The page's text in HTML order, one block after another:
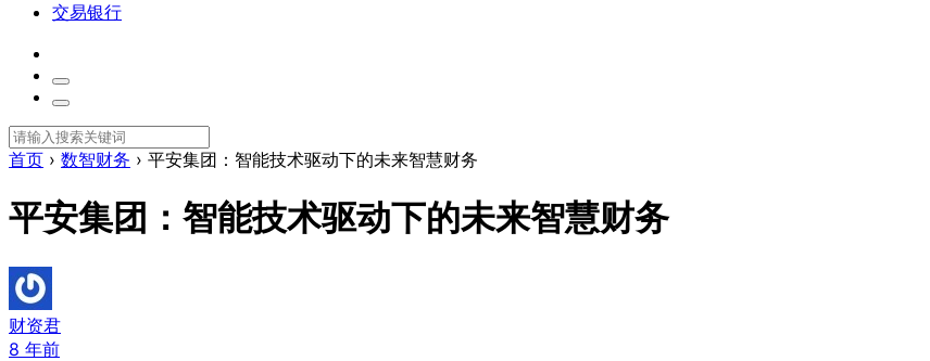
交易银行
首页 › 数智财务 › 平安集团：智能技术驱动下的未来智慧财务
平安集团：智能技术驱动下的未来智慧财务
财资君
8 年前